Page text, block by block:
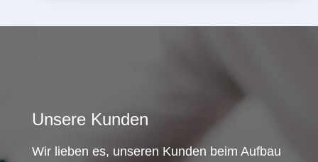
Unsere Kunden
Wir lieben es, unseren Kunden beim Aufbau